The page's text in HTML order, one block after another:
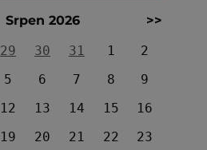
Srpen 2026
>>
29 30 31 1
2
5 6 7 8
9
12 13 14 15
16
19 20 21 22
23